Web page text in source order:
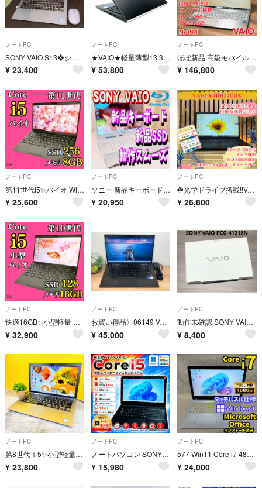
ノートPC
SONY VAIO S13❖シルバー 13.3㌅ 7世代 i5 メモリ16G NVMe 500G キー打ち込み面倒な方向け 訳あり
¥ 23,400
ノートPC
★VAIO★軽量薄型13.3インチ 第12世代i5 メモリ16GB SSD256GB フルHD Wi-Fi カメラ ノートパソコン
¥ 53,800
ノートPC
ほぼ新品 高級モバイル VAIO F16 新世代CPU サテンゴールド 高精細
¥ 146,800
ノートPC
第11世代i5✨️バイオ Win11 薄型カメラ SSD 小型軽量ノートパソコン
¥ 25,600
ノートPC
ソニー 新品キーボード 新品SSD windows11
¥ 20,950
ノートPC
☘️光学ドライブ搭載‼️VAIO☘️15.6型☘️Corei5 第9世代☘️SSD256GB☘️メモリ8Gb☘️FHD☘️ノートパソコン
¥ 26,800
ノートPC
快適16GB✨️小型軽量 SSD 第10世代i5 すぐ使えるノートパソコン 仕事
¥ 32,900
ノートPC
お買い得品〉06149 VAIO Pro PK VJPK21 16GB/512GB i7 第11世代 ノートパソコン office
¥ 45,000
ノートPC
動作未確認 SONY VAIO PCG-41218N 本体のみ ジャンク
¥ 8,400
ノートPC
第8世代ⅰ5✨小型軽量✨SSD Windows11カメラ付き フルHD シルバー
¥ 23,800
ノートPC
ノートパソコン SONY VAIO Corei5 メモリ8GB SSD310GB DVD Webカメラ Windows11
¥ 15,980
ノートPC
577 Win11 Core i7 480GB SSDタッチパネルフルHD仕様
¥ 24,000